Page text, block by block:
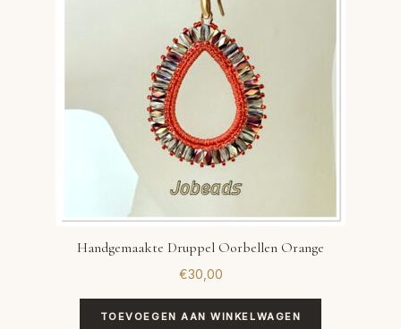
Handgemaakte Druppel Oorbellen Orange
€30,00
TOEVOEGEN AAN WINKELWAGEN